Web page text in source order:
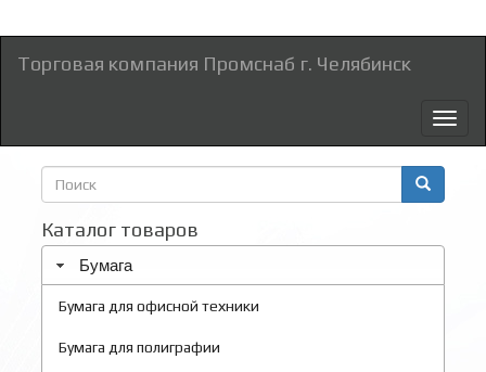
Торговая компания Промснаб г. Челябинск
Форма
поиска
Каталог товаров
Бумага
Бумага для офисной техники
Бумага для полиграфии